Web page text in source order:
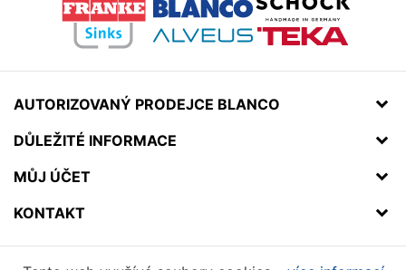
AUTORIZOVANÝ PRODEJCE BLANCO
DŮLEŽITÉ INFORMACE
MŮJ ÚČET
KONTAKT